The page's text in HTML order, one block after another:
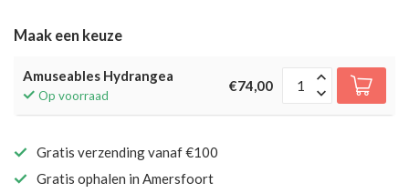
Maak een keuze
Amuseables Hydrangea
Op voorraad
€74,00
Gratis verzending vanaf €100
Gratis ophalen in Amersfoort